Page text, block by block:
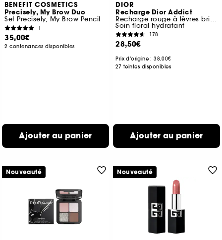
BENEFIT COSMETICS
Precisely, My Brow Duo
Set Precisely, My Brow Pencil
1
35,00€
2 contenances disponibles
Ajouter au panier
DIOR
Recharge Dior Addict
Recharge rouge à lèvres brillant
Soin floral hydratant
178
28,50€
Prix d'origine : 38,00€
27 teintes disponibles
Ajouter au panier
Nouveauté Nouveauté